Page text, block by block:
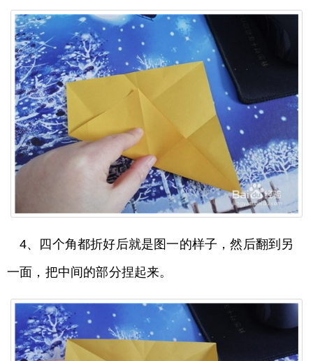
4、四个角都折好后就是图一的样子，然后翻到另
一面，把中间的部分捏起来。